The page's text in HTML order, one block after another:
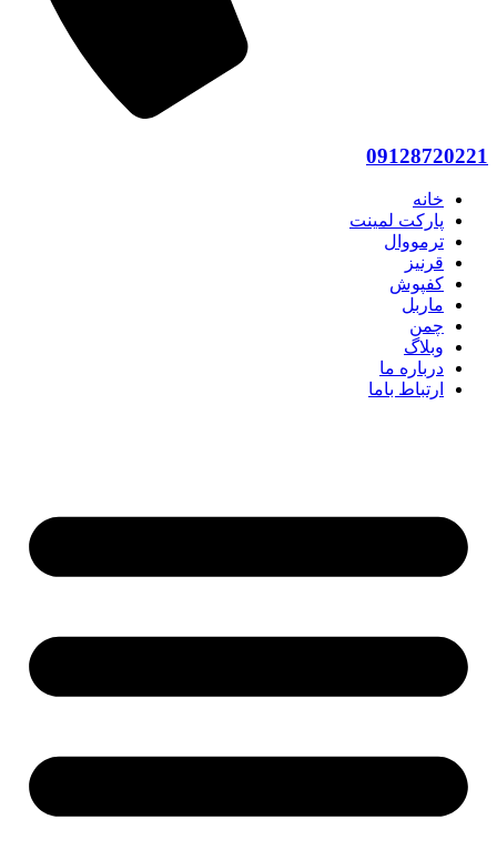
09128720221
خانه
پارکت لمینت
ترمووال
قرنیز
کفپوش
ماربل
چمن
وبلاگ
درباره ما
ارتباط باما